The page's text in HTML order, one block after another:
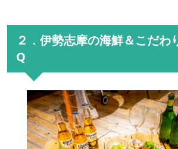
２．伊勢志摩の海鮮＆こだわ
Q